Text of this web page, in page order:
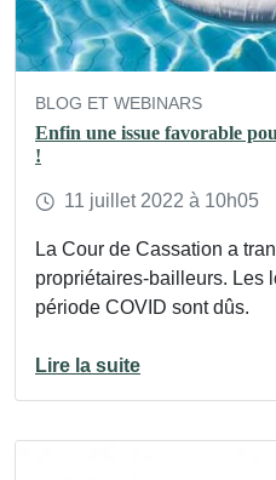
BLOG ET WEBINARS
Enfin une issue favorable
!
11 juillet 2022 à 10h05
La Cour de Cassation a
propriétaires-bailleurs. Les
période COVID sont dûs.
Lire la suite